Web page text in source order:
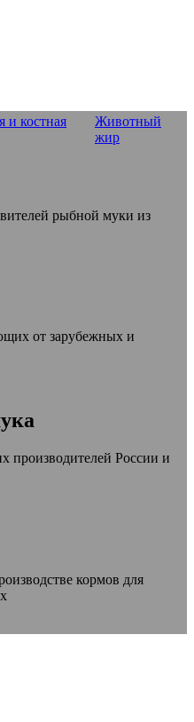
и костная
Животный
жир
рыбной муки из
от зарубежных и
производителей России и
кормов для